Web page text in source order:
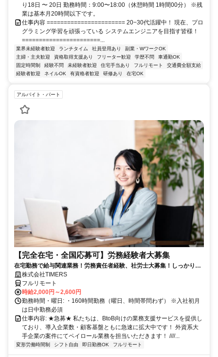
り18日 〜 20日 勤務時間：9:00〜18:00（休憩時間 1時間00分） ※残
業は基本月20時間以下です。
仕事内容 ======================= 20−30代活躍中！ 現在、プロ
グラミング学習を頑張っている システムエンジニアを目指す皆様！
=======================...
業界未経験者歓迎 ランチタイム 社員登用あり
副業・WワークOK
主婦・主夫歓迎
資格取得支援あり フリーター歓迎 学歴不問
車通勤OK
固定時間制
経験不問 未経験者歓迎 住宅手当あり フルリモート
交通費全額支給
経験者歓迎
ネイルOK 有資格者歓迎 研修あり 在宅OK
アルバイト・パート
【完全在宅・全国応募可】労務経験者大募集
在宅勤務で給与関連業務！労務責任者経験、社労士大募集！しっかり稼
ぎたい方、注目！
株式会社TIMERS
フルリモート
時給2,000円～2,600円
勤務時間・曜日: ・160時間勤務（曜日、時間帯問わず） ※入社初月
は日中勤務必須
仕事内容: ★急募★ 私たちは、BtoB向けの業務支援サービスを提供し
ており、導入企業数・顧客基盤ともに急速に拡大中です！ 外資系大
手企業の案件にてペイロール業務を担当いただきます！ ////...
変形労働時間制 シフト自由 即日勤務OK フルリモート